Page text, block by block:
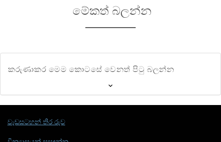
මේකත් බලන්න
කරුණාකර මෙම කොටසේ වෙනත් පිටු බලන්න
වැඩසටහන් තිර රුව